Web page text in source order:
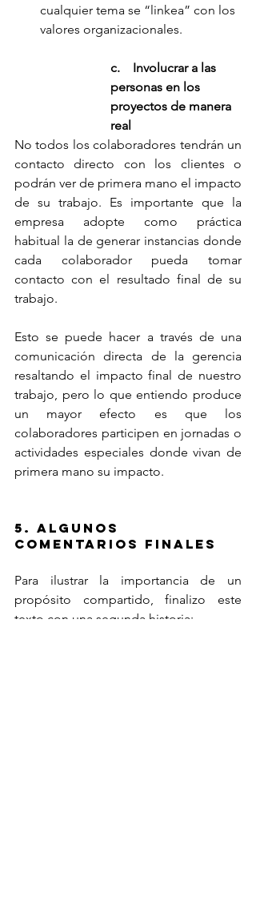
cualquier tema se “linkea” con los
valores organizacionales.
c.    Involucrar a las
personas en los
proyectos de manera
real
No todos los colaboradores tendrán un
contacto directo con los clientes o
podrán ver de primera mano el impacto
de su trabajo. Es importante que la
empresa adopte como práctica
habitual la de generar instancias donde
cada colaborador pueda tomar
contacto con el resultado final de su
trabajo.
Esto se puede hacer a través de una
comunicación directa de la gerencia
resaltando el impacto final de nuestro
trabajo, pero lo que entiendo produce
un mayor efecto es que los
colaboradores participen en jornadas o
actividades especiales donde vivan de
primera mano su impacto.
5. Algunos
comentarios finales
Para ilustrar la importancia de un
propósito compartido, finalizo este
texto con una segunda historia: